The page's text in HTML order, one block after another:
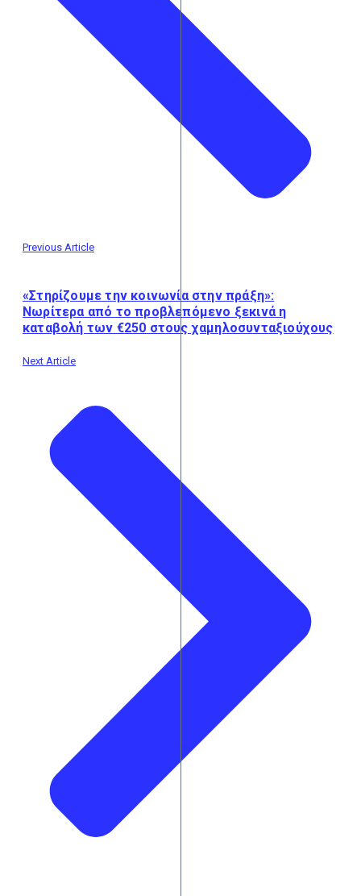
Previous Article
«Στηρίζουμε την κοινωνία στην πράξη»:
Νωρίτερα από το προβλεπόμενο ξεκινά η
καταβολή των €250 στους χαμηλοσυνταξιούχους
Next Article